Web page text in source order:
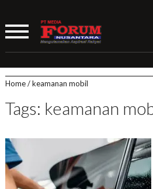
Home/keamanan mobil
Tags: keamanan